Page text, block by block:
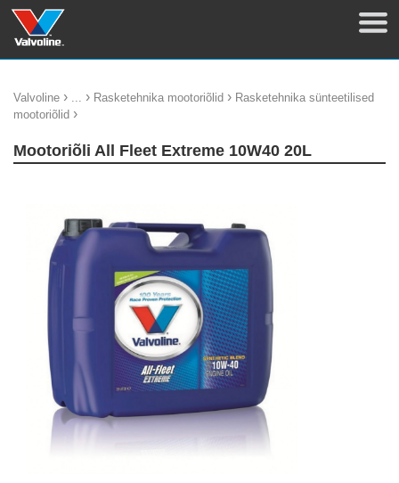
Valvoline › ... › Rasketehnika mootoriõlid › Rasketehnika sünteetilised
mootoriõlid ›
Mootoriõli All Fleet Extreme 10W40 20L